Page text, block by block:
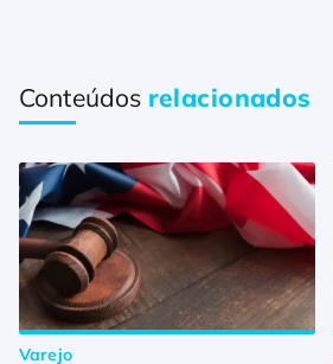
Conteúdos relacionados
Varejo